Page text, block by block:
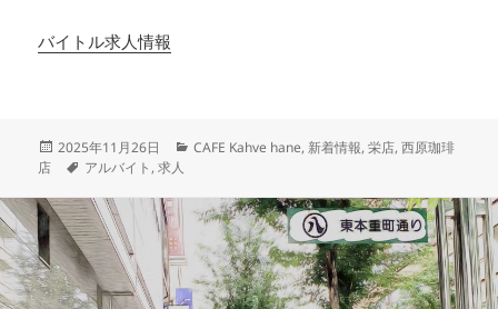
バイトル求人情報
投
稿
2025年11月26日
カ
ー
CAFE Kahve hane, 新着情報,栄店,西原珈琲
店
タ
アルバイト ,求人